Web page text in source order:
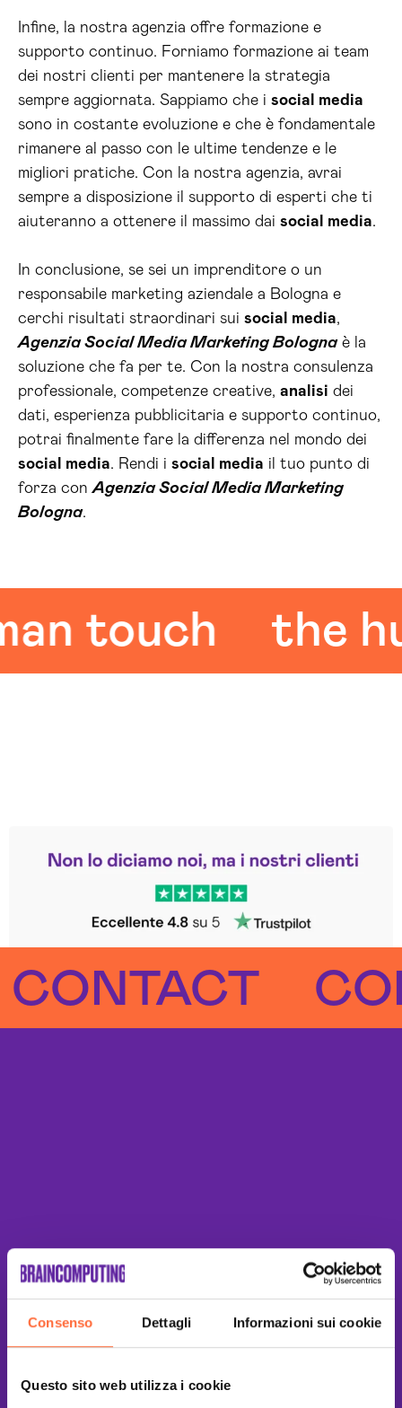
Consenso Dettagli Informazioni sui cookie
Questo sito web utilizza i cookie
Infine, la nostra agenzia offre formazione e
supporto continuo. Forniamo formazione ai team
dei nostri clienti per mantenere la strategia
sempre aggiornata. Sappiamo che i social media
sono in costante evoluzione e che è fondamentale
rimanere al passo con le ultime tendenze e le
migliori pratiche. Con la nostra agenzia, avrai
sempre a disposizione il supporto di esperti che ti
aiuteranno a ottenere il massimo dai social media.
In conclusione, se sei un imprenditore o un
responsabile marketing aziendale a Bologna e
cerchi risultati straordinari sui social media,
Agenzia Social Media Marketing Bolognaè la
soluzione che fa per te. Con la nostra consulenza
professionale, competenze creative, analisi dei
dati, esperienza pubblicitaria e supporto continuo,
potrai finalmente fare la differenza nel mondo dei
social media. Rendi i social media il tuo punto di
forza conAgenzia Social Media Marketing
Bologna.
the
Trustpilot